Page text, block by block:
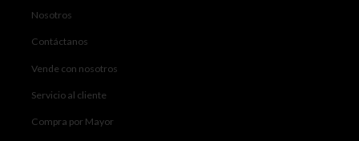
Nosotros
Contáctanos
Vende con nosotros
Servicio al cliente
Compra por Mayor